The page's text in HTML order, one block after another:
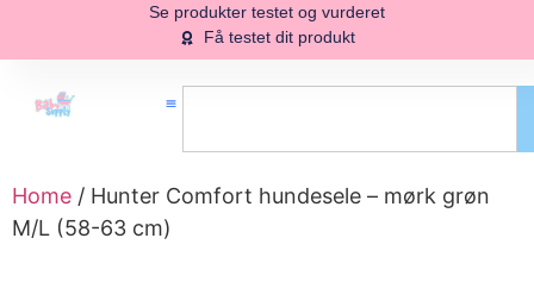
Se produkter testet og vurderet
Få testet dit produkt
Home / Hunter Comfort hundesele – mørk grøn
M/L (58-63 cm)